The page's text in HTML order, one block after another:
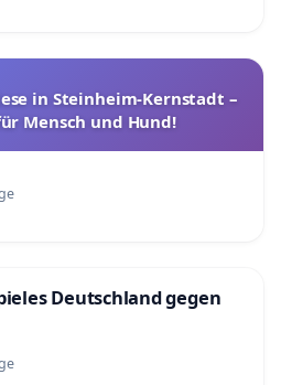
in Steinheim-Kernstadt –
Mensch und Hund!
Deutschland gegen